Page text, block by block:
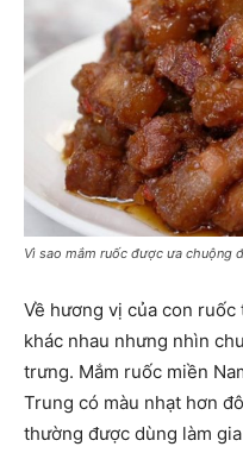
Vì sao mắm ruốc được ưa chuộng
Về hương vị của con
khác nhau nhưng nhìn
trưng. Mắm ruốc miền
Trung có màu nhạt hơn
thường được dùng làm